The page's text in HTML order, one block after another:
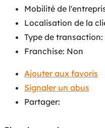
Mobilité de
Localisation de la
Type de transaction:
Franchise: Non
Ajouter aux favoris
Signaler un abus
Partager: